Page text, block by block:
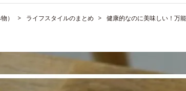
） ライフスタイルのまとめ 健康的なのに美味しい！万